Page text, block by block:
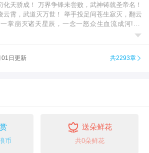
天骄成！ 万界争锋未尝败，武神铸就圣帝名！
云霄，武道灭万世！ 举手投足间苍生寂灭，翻云
掌崩灭诸天星辰，一念一怒众生血流成河! 萧

日更新 共2293章 
币
 送朵鲜花
共0朵鲜花